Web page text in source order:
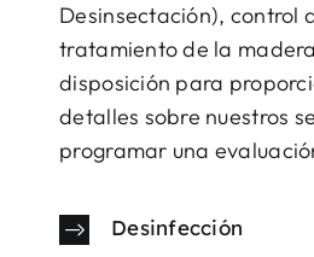
Desinsectación), control
tratamiento de la
disposición para
detalles sobre nuestros
programar una
Desinfección